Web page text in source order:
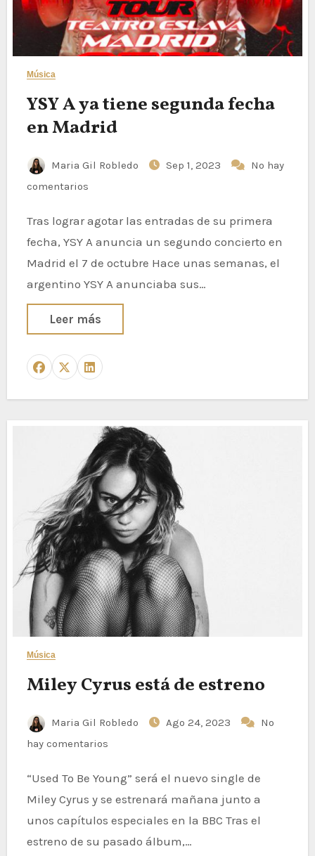
Música
YSY A ya tiene segunda fecha
en Madrid
Maria Gil Robledo Sep 1, 2023
No hay
comentarios
Tras lograr agotar las entradas de su primera
fecha, YSY A anuncia un segundo concierto en
Madrid el 7 de octubre Hace unas semanas, el
argentino YSY A anunciaba sus…
Leer más
Música
Miley Cyrus está de estreno
Maria Gil Robledo Ago 24, 2023
No
hay comentarios
“Used To Be Young” será el nuevo single de
Miley Cyrus y se estrenará mañana junto a
unos capítulos especiales en la BBC Tras el
estreno de su pasado álbum,…